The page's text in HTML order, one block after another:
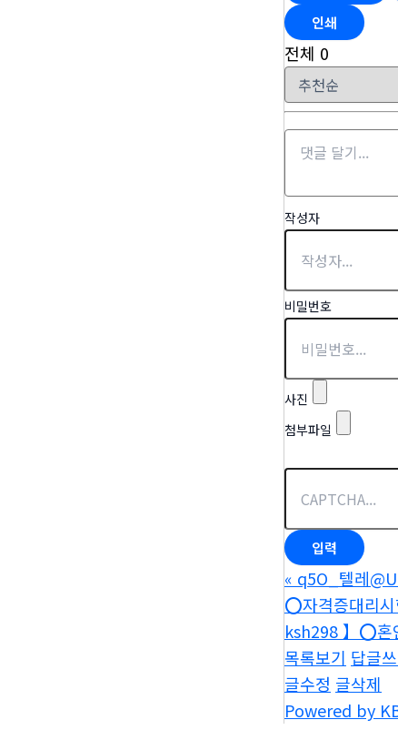
인쇄
전체 0
작성자
비밀번호
사진
첨부파일
« q5O_텔레
⭕️자격증대리
ksh298 】⭕️혼
목록보기 답글
글수정 글삭제
Powered by